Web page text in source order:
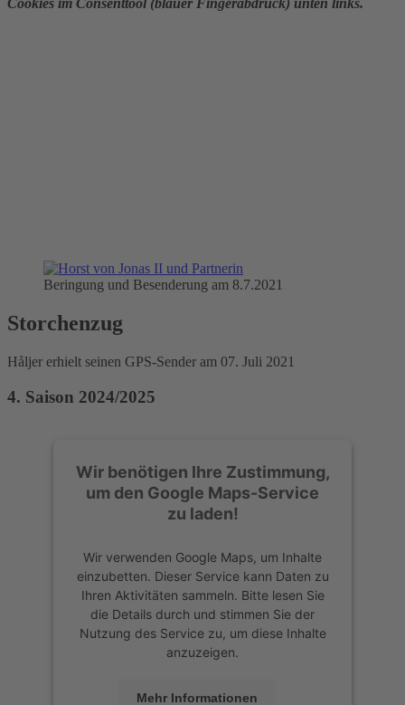
Cookies im Consenttool (blauer Fingerabdruck) unten links.
Beringung und Besenderung am 8.7.2021
Storchenzug
Håljer erhielt seinen GPS-Sender am 07. Juli 2021
4. Saison 2024/2025
Wir benötigen Ihre Zustimmung,
um den Google Maps-Service
zu laden!
Wir verwenden Google Maps, um Inhalte
einzubetten. Dieser Service kann Daten zu
Ihren Aktivitäten sammeln. Bitte lesen Sie
die Details durch und stimmen Sie der
Nutzung des Service zu, um diese Inhalte
anzuzeigen.
Mehr Informationen